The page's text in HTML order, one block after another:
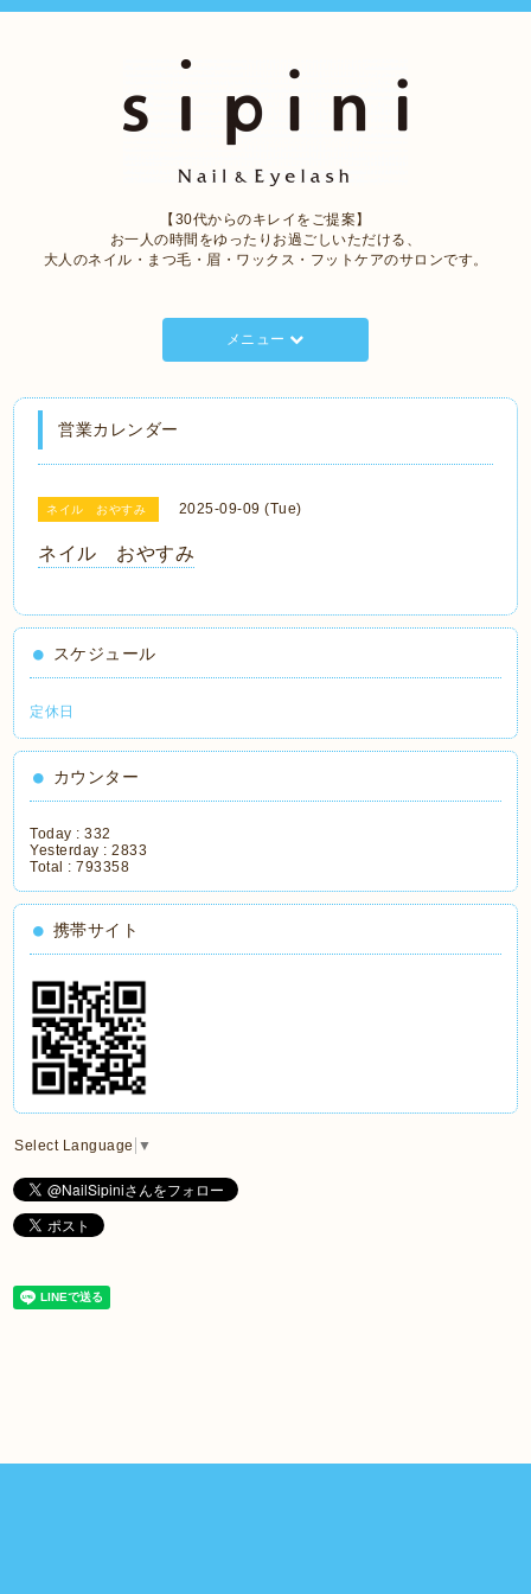
【30代からのキレイをご提案】
お一人の時間をゆったりお過ごしいただける、
大人のネイル・まつ毛・眉・ワックス・フットケアのサロンです。
メニュー
営業カレンダー
ネイル おやすみ 2025-09-09 (Tue)
ネイル おやすみ
スケジュール
定休日
カウンター
Today :332
Yesterday :2833
Total :793358
携帯サイト
Select Language ▼